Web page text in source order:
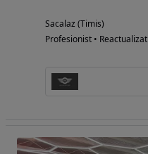
Sacalaz (Timis)
Profesionist • Reactualizat